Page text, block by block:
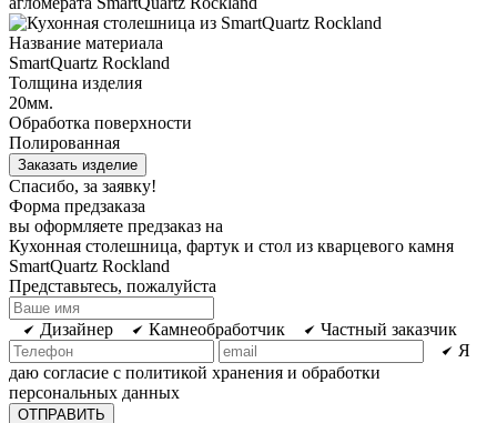
Название материала
SmartQuartz Rockland
Толщина изделия
20мм.
Обработка поверхности
Полированная
Заказать изделие
Спасибо, за заявку!
Форма предзаказа
вы оформляете предзаказ на
Кухонная столешница, фартук и стол из кварцевого камня
SmartQuartz Rockland
Представьтесь, пожалуйста
Дизайнер Камнеобработчик
Частный заказчик
Я
даю согласие с политикой хранения и обработки
персональных данных